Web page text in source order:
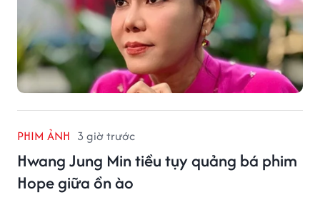
PHIM ẢNH 3 giờ trước
Hwang Jung Min tiều tụy quảng bá phim
Hope giữa ồn ào